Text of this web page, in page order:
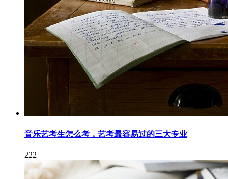
音乐艺考生怎么考，艺考最容易过的三大专业
222